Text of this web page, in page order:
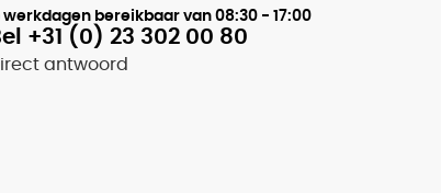
werkdagen bereikbaar van 08:30 - 17:00
+31 (0) 23 302 00 80
antwoord